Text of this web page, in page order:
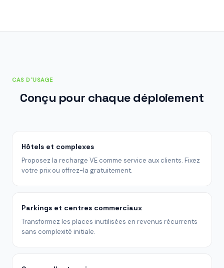
CAS D'USAGE
Conçu pour chaque déploiement
Hôtels et complexes
Proposez la recharge VE comme service aux clients. Fixez
votre prix ou offrez-la gratuitement.
Parkings et centres commerciaux
Transformez les places inutilisées en revenus récurrents
sans complexité initiale.